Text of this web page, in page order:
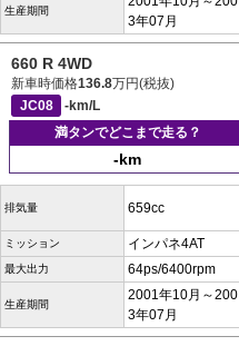
生産期間
3年07月
660 R 4WD
新車時価格136.8万円(税抜)
JC08
-km/L
満タンでどこまで走る？
-km
排気量 659cc
ミッション インパネ4AT
最大出力 64ps/6400rpm
生産期間
2001年10月～200
3年07月